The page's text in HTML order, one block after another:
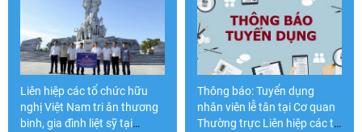
Liên hiệp các tổ chức hữu
nghị Việt Nam tri ân thương
binh, gia đình liệt sỹ tại
Thông báo: Tuyển dụng
nhân viên lễ tân tại Cơ quan
Thường trực Liên hiệp các tổ